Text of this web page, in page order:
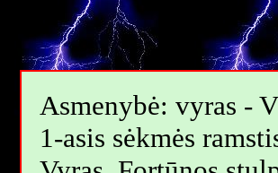
Asmenybė: vyras -
1-asis sėkmės